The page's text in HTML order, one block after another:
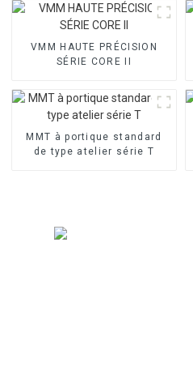
VMM HAUTE PRÉCISION
SÉRIE CORE II
MMT à portique standard
de type atelier série T